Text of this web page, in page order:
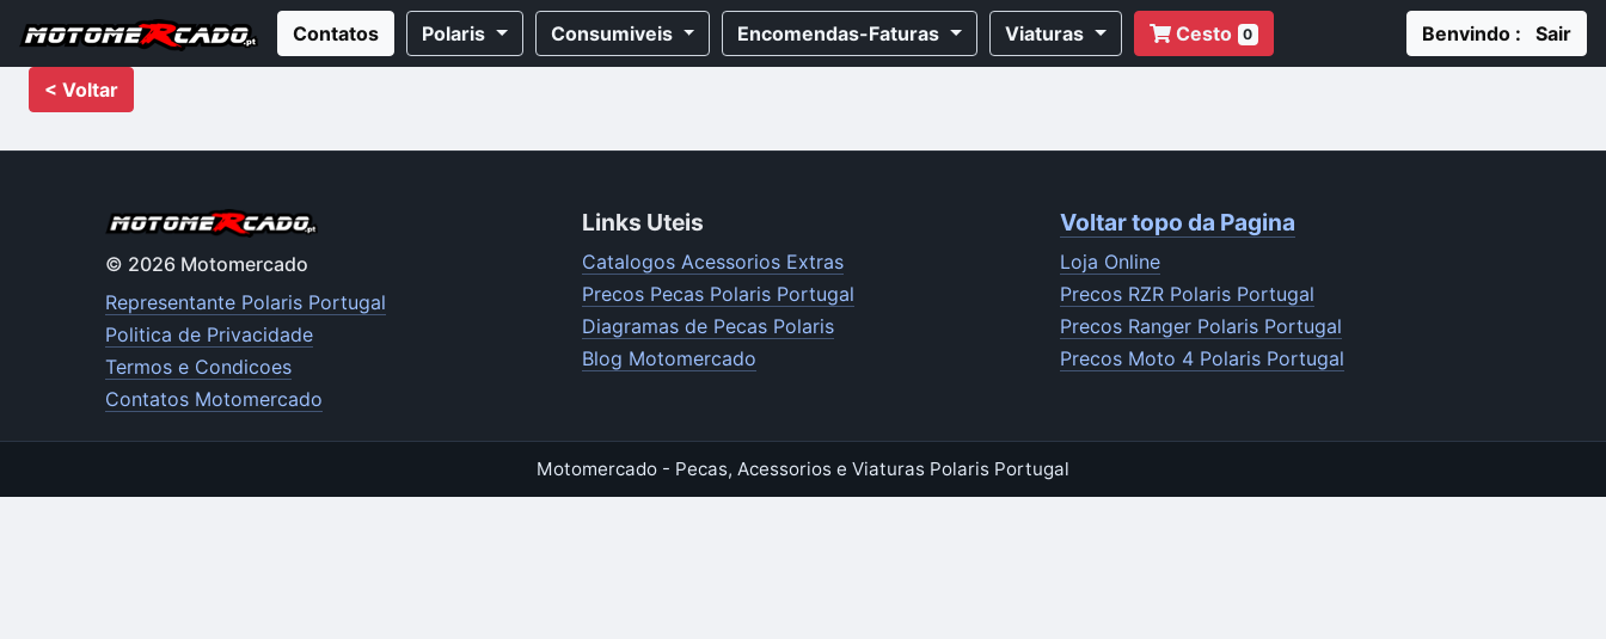
Contatos Polaris Consumiveis Encomendas-Faturas Viaturas Cesto 0 Benvindo : Sair
< Voltar
© 2026 Motomercado
Representante Polaris Portugal
Politica de Privacidade
Termos e Condicoes
Contatos Motomercado
Links Uteis
Catalogos Acessorios Extras
Precos Pecas Polaris Portugal
Diagramas de Pecas Polaris
Blog Motomercado
Voltar topo da Pagina
Loja Online
Precos RZR Polaris Portugal
Precos Ranger Polaris Portugal
Precos Moto 4 Polaris Portugal
Motomercado - Pecas, Acessorios e Viaturas Polaris Portugal